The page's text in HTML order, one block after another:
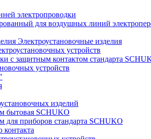
электропроводки
для воздушных линий
Электроустановочные изделия
устройств
с защитным контактом стандарта
устройств
изделий
бытовая SCHUKO
для приборов стандарта SCHUKO
контакта